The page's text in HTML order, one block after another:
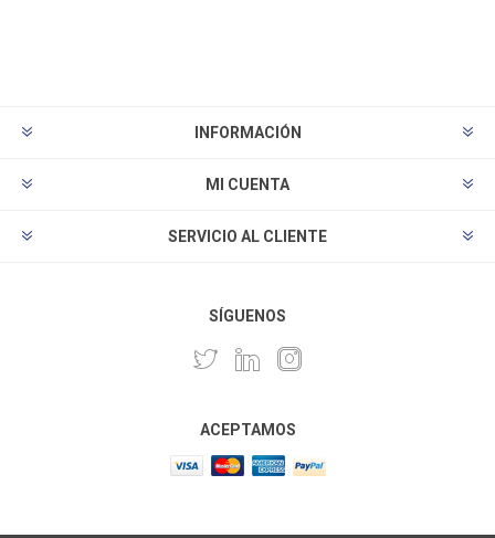
INFORMACIÓN
MI CUENTA
SERVICIO AL CLIENTE
SÍGUENOS
ACEPTAMOS